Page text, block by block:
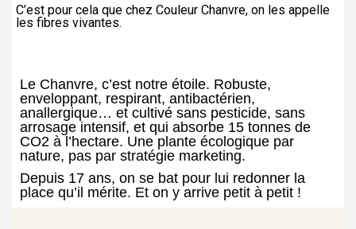
C’est pour cela que chez Couleur Chanvre, on les appelle
les fibres vivantes.
Le Chanvre, c’est notre étoile. Robuste,
enveloppant, respirant, antibactérien,
anallergique… et cultivé sans pesticide, sans
arrosage intensif, et qui absorbe 15 tonnes de
CO2 à l’hectare. Une plante écologique par
nature, pas par stratégie marketing.
Depuis 17 ans, on se bat pour lui redonner la
place qu’il mérite. Et on y arrive petit à petit !